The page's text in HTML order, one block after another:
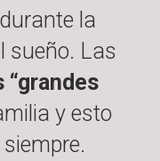
la
sueño. Las
“grandes
y esto